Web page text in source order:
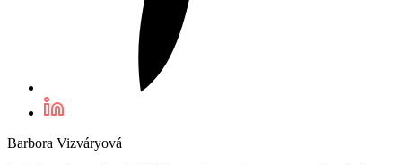
Barbora Vizváryová